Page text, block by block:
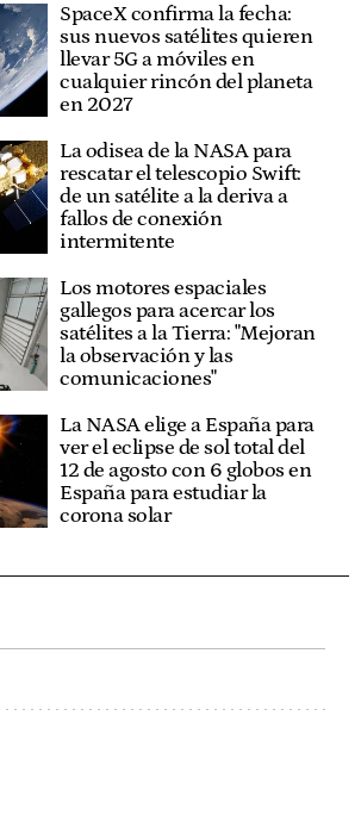
SpaceX confirma la fecha:
sus nuevos satélites quieren
llevar 5G a móviles en
cualquier rincón del planeta
en 2027
La odisea de la NASA para
rescatar el telescopio Swift:
de un satélite a la deriva a
fallos de conexión
intermitente
Los motores espaciales
gallegos para acercar los
satélites a la Tierra: "Mejoran
la observación y las
comunicaciones"
La NASA elige a España para
ver el eclipse de sol total del
12 de agosto con 6 globos en
España para estudiar la
corona solar